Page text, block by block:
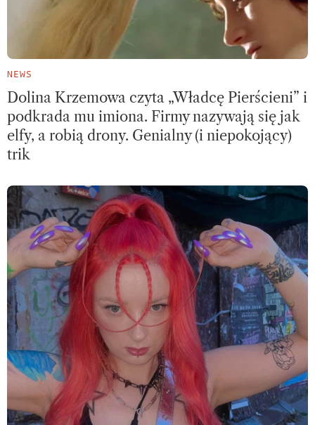
NEWS
Dolina Krzemowa czyta „Władcę Pierścieni” i
podkrada mu imiona. Firmy nazywają się jak
elfy, a robią drony. Genialny (i niepokojący)
trik